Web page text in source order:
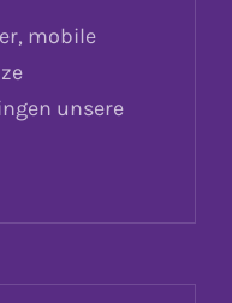
mobile
unsere